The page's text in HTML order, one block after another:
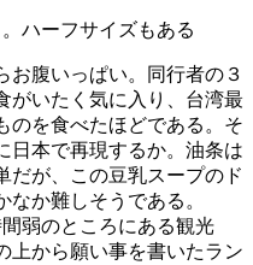
腹いっぱい。同行者の３
がいたく気に入り、台湾最
のを食べたほどである。そ
日本で再現するか。油条は
だが、この豆乳スープのド
か難しそうである。